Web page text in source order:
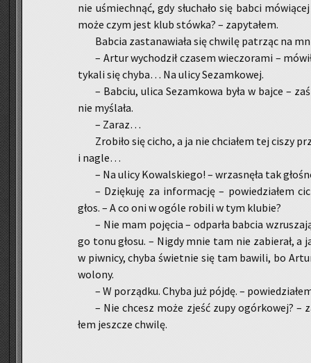
nie uśmiech­nąć, gdy słu­cha­ło się babci
może czym jest klub stów­ka? – za­py­ta­łem.
Bab­cia za­sta­na­wia­ła się chwi­lę pa­trząc na
– Artur wy­cho­dził cza­sem wie­czo­ra­mi –
ty­ka­li się chyba… Na ulicy Se­zam­ko­wej.
– Bab­ciu, ulica Se­zam­ko­wa była w bajce –
nie my­śla­ła.
– Zaraz…
Zro­bi­ło się cicho, a ja nie chcia­łem tej ciszy
i nagle…
– Na ulicy Ko­wal­skie­go! – wrza­snę­ła tak
– Dzię­ku­ję za in­for­ma­cję – po­wie­dzia­łem
głos. – A co oni w ogóle ro­bi­li w tym klu­bie?
– Nie mam po­ję­cia – od­par­ła bab­cia
go tonu głosu. – Nigdy mnie tam nie za­bie­rał, a
w piw­ni­cy, chyba świet­nie się tam ba­wi­li, bo
wo­lo­ny.
– W po­rząd­ku. Chyba już pójdę. –
– Nie chcesz może zjeść zupy ogór­ko­wej?
łem jesz­cze chwi­lę.